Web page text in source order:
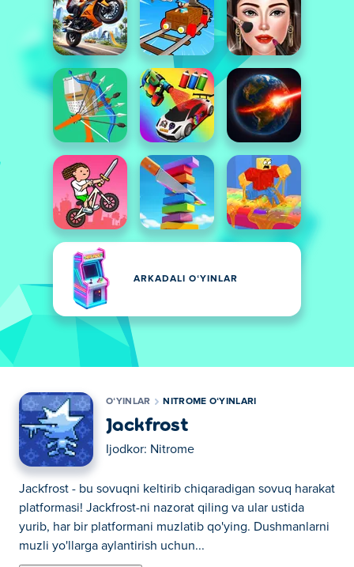
ARKADALI OʻYINLAR
OʻYINLAR NITROME OʻYINLARI
Jackfrost
Ijodkor: Nitrome
Jackfrost - bu sovuqni keltirib chiqaradigan sovuq harakat
platformasi! Jackfrost-ni nazorat qiling va ular ustida
yurib, har bir platformani muzlatib qo'ying. Dushmanlarni
muzli yo'llarga aylantirish uchun...